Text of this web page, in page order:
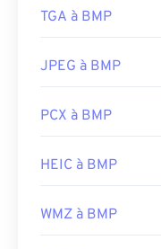
TGA à BMP
JPEG à BMP
PCX à BMP
HEIC à BMP
WMZ à BMP